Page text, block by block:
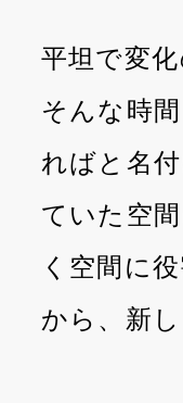
平坦で変
そんな時
ればと名
ていた空
く空間に
から、新